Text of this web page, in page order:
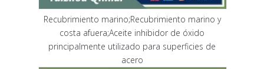
Recubrimiento marino;Recubrimiento marino y
costa afuera;Aceite inhibidor de óxido
principalmente utilizado para superficies de
acero